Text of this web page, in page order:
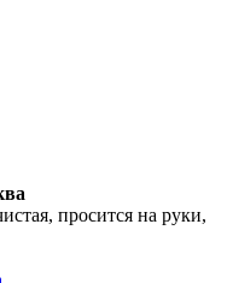
просится на руки,